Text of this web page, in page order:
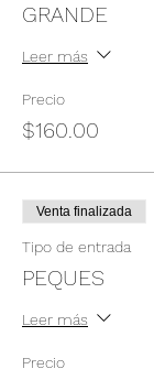
GRANDE
Leer más
Precio
$160.00
Venta finalizada
Tipo de entrada
PEQUES
Leer más
Precio